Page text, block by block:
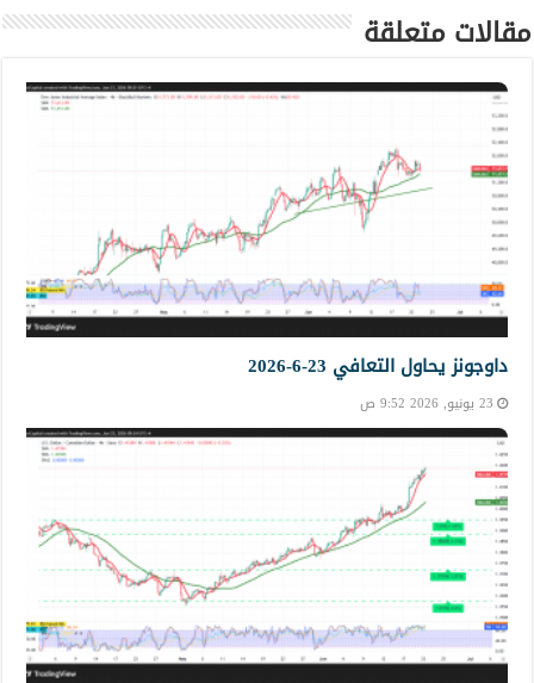
مقالات متعلقة
داوجونز يحاول التعافي 23-6-2026
23 يونيو, 2026 9:52 ص